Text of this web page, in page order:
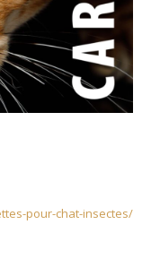
pour-chat-insectes/